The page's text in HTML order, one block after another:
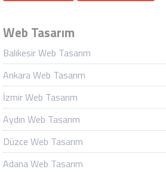
Web Tasarım
Balıkesir Web Tasarım
Ankara Web Tasarım
İzmir Web Tasarım
Aydın Web Tasarım
Düzce Web Tasarım
Adana Web Tasarım